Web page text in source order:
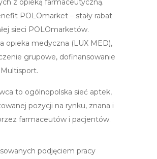
z opieką farmaceutyczną.
POLOmarket – stały rabat
sieci POLOmarketów.
opieka medyczna (LUX MED),
grupowe, dofinansowanie
to ogólnopolska sieć aptek,
pozycji na rynku, znana i
farmaceutów i pacjentów.
podjęciem pracy